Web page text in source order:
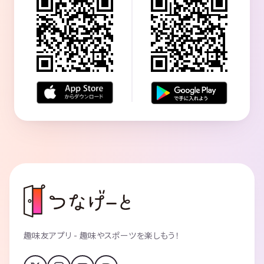
趣味友アプリ - 趣味やスポーツを楽しもう！